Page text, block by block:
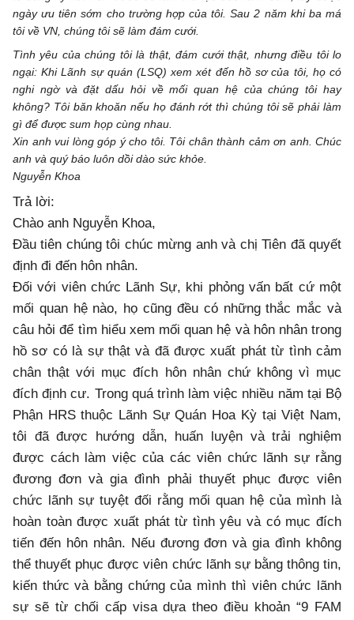
ngày ưu tiên sớm cho trường hợp của tôi. Sau 2 năm khi ba má
tôi về VN, chúng tôi sẽ làm đám cưới.
Tình yêu của chúng tôi là thật, đám cưới thật, nhưng điều tôi lo
ngại: Khi Lãnh sự quán (LSQ) xem xét đến hồ sơ của tôi, họ có
nghi ngờ và đặt dấu hỏi về mối quan hệ của chúng tôi hay
không? Tôi băn khoăn nếu họ đánh rớt thì chúng tôi sẽ phải làm
gì để được sum họp cùng nhau.
Xin anh vui lòng góp ý cho tôi. Tôi chân thành cảm ơn anh. Chúc
anh và quý báo luôn dồi dào sức khỏe.
Nguyễn Khoa
Trả lời:
Chào anh Nguyễn Khoa,
Đầu tiên chúng tôi chúc mừng anh và chị Tiên đã quyết
định đi đến hôn nhân.
Đối với viên chức Lãnh Sự, khi phỏng vấn bất cứ một
mối quan hệ nào, họ cũng đều có những thắc mắc và
câu hỏi để tìm hiểu xem mối quan hệ và hôn nhân trong
hồ sơ có là sự thật và đã được xuất phát từ tình cảm
chân thật với mục đích hôn nhân chứ không vì mục
đích định cư. Trong quá trình làm việc nhiều năm tại Bộ
Phận HRS thuộc Lãnh Sự Quán Hoa Kỳ tại Việt Nam,
tôi đã được hướng dẫn, huấn luyện và trải nghiệm
được cách làm việc của các viên chức lãnh sự rằng
đương đơn và gia đình phải thuyết phục được viên
chức lãnh sự tuyệt đối rằng mối quan hệ của mình là
hoàn toàn được xuất phát từ tình yêu và có mục đích
tiến đến hôn nhân. Nếu đương đơn và gia đình không
thể thuyết phục được viên chức lãnh sự bằng thông tin,
kiến thức và bằng chứng của mình thì viên chức lãnh
sự sẽ từ chối cấp visa dựa theo điều khoản “9 FAM